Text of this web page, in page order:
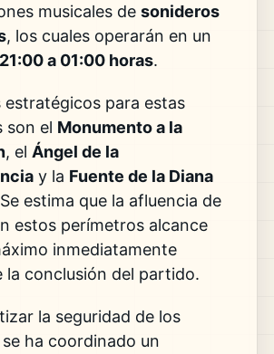
musicales de sonideros
, los cuales operarán en un
21:00 a 01:00 horas.
estratégicos para estas
son el Monumento a la
, el Ángel de la
y la Fuente de la Diana
estima que la afluencia de
estos perímetros alcance
inmediatamente
la conclusión del partido.
la seguridad de los
ha coordinado un